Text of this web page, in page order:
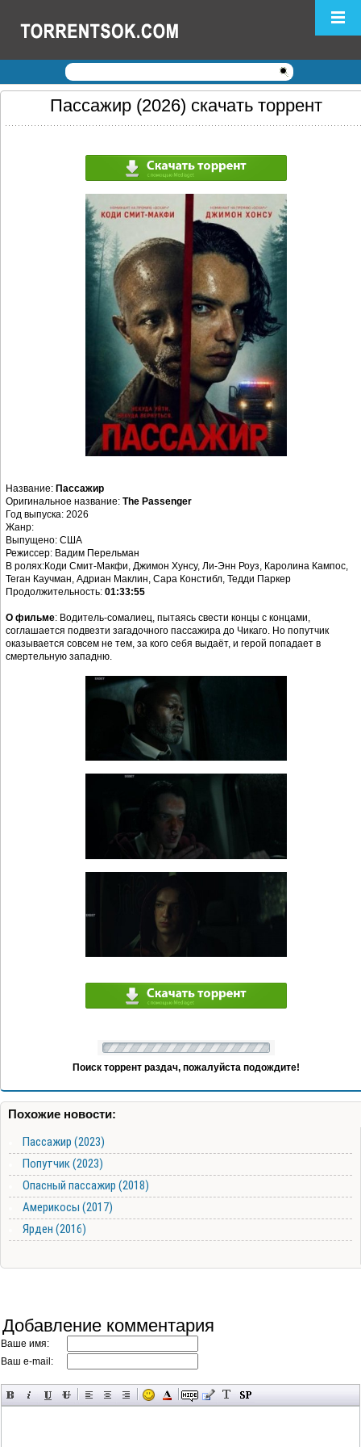
Логин: Пароль:
Забыли пароль?
Пассажир (2026) скачать торрент
Название: Пассажир
Оригинальное название: The Passenger
Год выпуска: 2026
Жанр:
Выпущено: США
Режиссер: Вадим Перельман
В ролях:Коди Смит-Макфи, Джимон Хунсу, Ли-Энн Роуз, Каролина Кампос,
Теган Каучман, Адриан Маклин, Сара Констибл, Тедди Паркер
Продолжительность: 01:33:55
О фильме: Водитель-сомалиец, пытаясь свести концы с концами,
соглашается подвезти загадочного пассажира до Чикаго. Но попутчик
оказывается совсем не тем, за кого себя выдаёт, и герой попадает в
смертельную западню.
Поиск торрент раздач, пожалуйста подождите!
Похожие новости:
Пассажир (2023)
Попутчик (2023)
Опасный пассажир (2018)
Америкосы (2017)
Ярден (2016)
Добавление комментария
Ваше имя:
Ваш e-mail: